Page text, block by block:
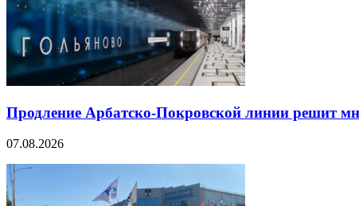
Продление Арбатско-Покровской линии решит
07.08.2026